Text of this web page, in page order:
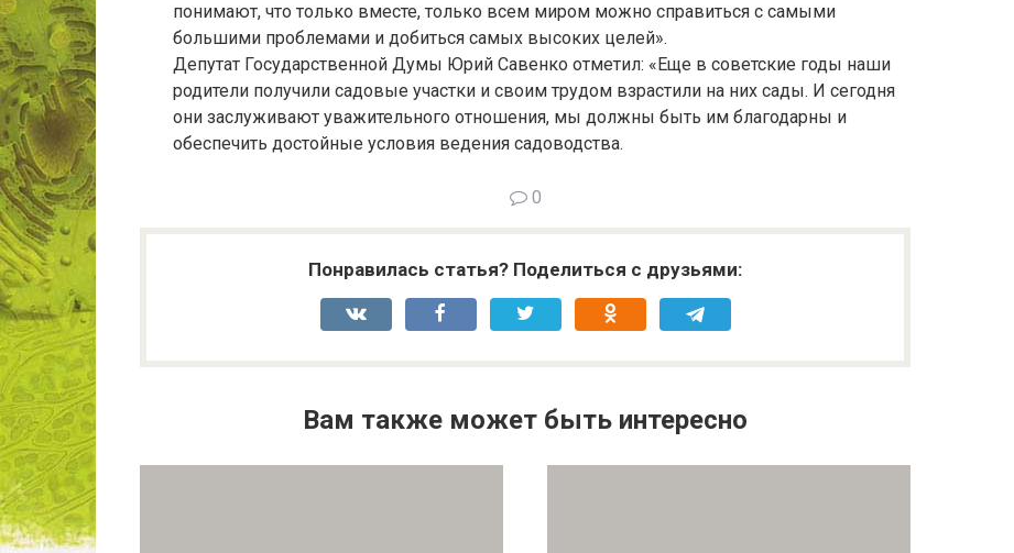
понимают, что только вместе, только всем миром можно справиться с самыми
большими проблемами и добиться самых высоких целей».
Депутат Государственной Думы Юрий Савенко отметил: «Еще в советские годы наши
родители получили садовые участки и своим трудом взрастили на них сады. И сегодня
они заслуживают уважительного отношения, мы должны быть им благодарны и
обеспечить достойные условия ведения садоводства.
0
Понравилась статья? Поделиться с друзьями:
Вам также может быть интересно